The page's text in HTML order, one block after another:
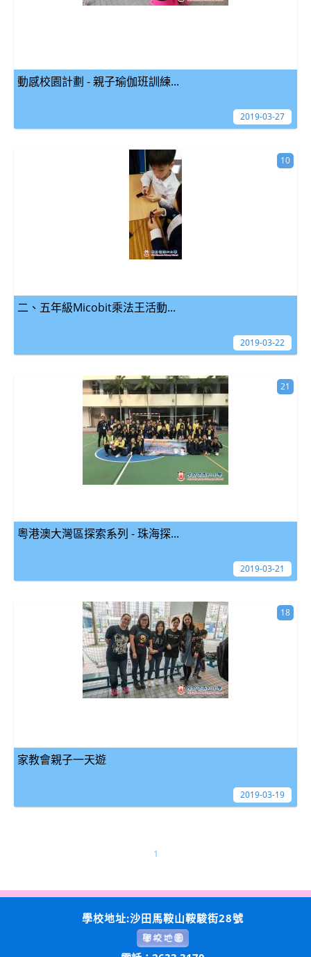
動感校園計劃 - 親子瑜伽班訓練...
2019-03-27
二、五年級Micobit乘法王活動...
10
2019-03-22
粵港澳大灣區探索系列 - 珠海探...
21
2019-03-21
家教會親子一天遊
18
2019-03-19
1
學校地址:沙田馬鞍山鞍駿街28號